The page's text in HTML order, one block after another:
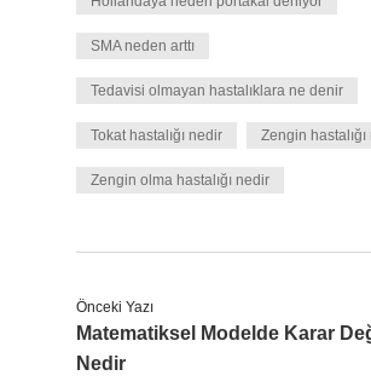
SMA neden arttı
Tedavisi olmayan hastalıklara ne denir
Tokat hastalığı nedir Zengin
Zengin olma hastalığı nedir
Önceki Yazı
Matematiksel Modelde Karar
Nedir